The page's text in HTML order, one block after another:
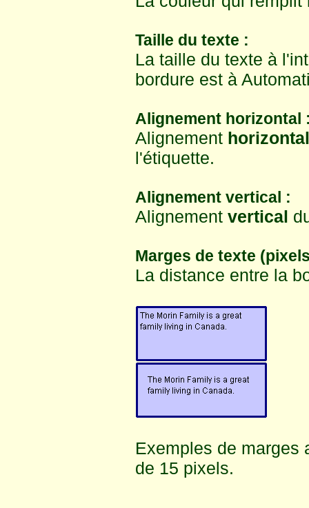
Taille du texte :
La taille du texte à
bordure est à
Alignement horizontal
Alignement horizontal
l'étiquette.
Alignement vertical :
Alignement vertical
Marges de texte
La distance entre la
Exemples de marges
de 15 pixels.